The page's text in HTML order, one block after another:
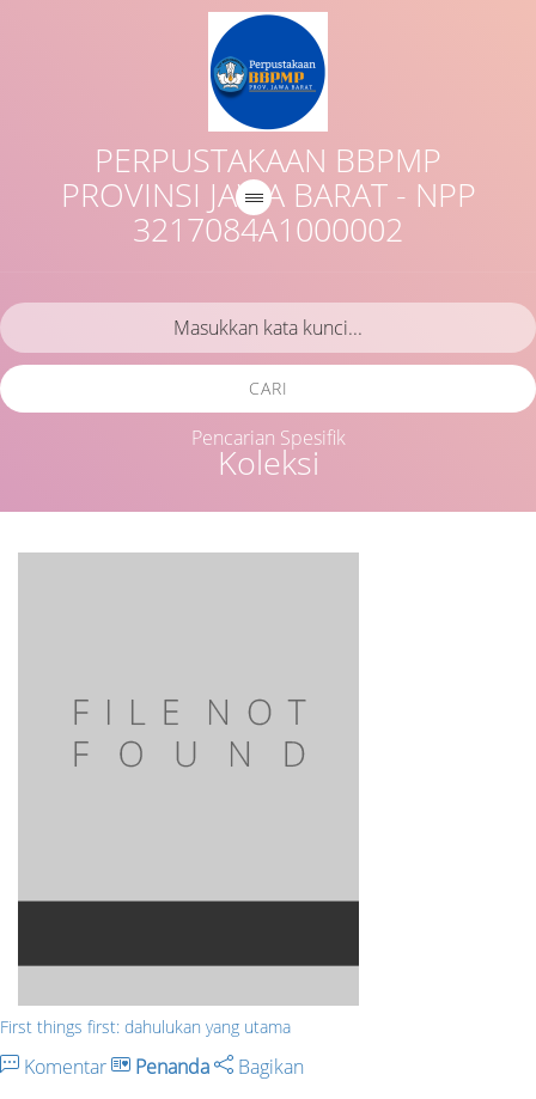
PERPUSTAKAAN BBPMP
PROVINSI JAWA BARAT - NPP
3217084A1000002
Koleksi
CARI
Pencarian Spesifik
First things first: dahulukan yang utama
Komentar Penanda Bagikan